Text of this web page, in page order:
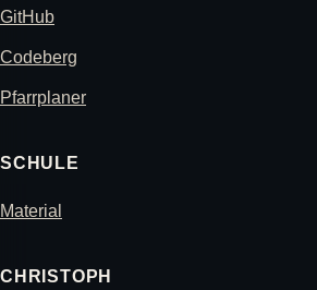
GitHub
Codeberg
Pfarrplaner
SCHULE
Material
CHRISTOPH